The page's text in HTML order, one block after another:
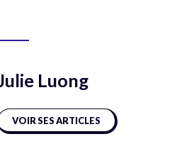
Luong
VOIR SES ARTICLES